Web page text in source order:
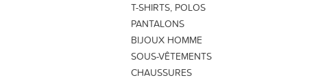
T-SHIRTS, POLOS
PANTALONS
BIJOUX HOMME
SOUS-VÊTEMENTS
CHAUSSURES